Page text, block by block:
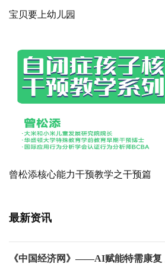
宝贝要上幼儿园
曾松添核心能力干预教学之干预篇
最新资讯
《中国经济网》——AI赋能特需康复